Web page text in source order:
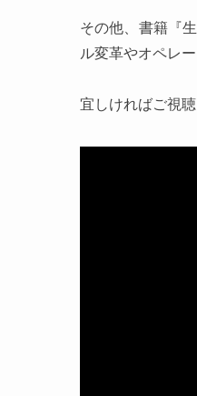
その他、書籍『
ル変革やオペレ
宜しければご視